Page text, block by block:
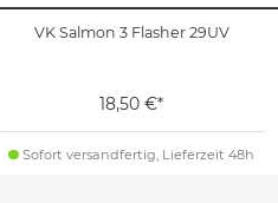
VK Salmon 3 Flasher 29UV
18,50 €*
Sofort versandfertig, Lieferzeit 48h